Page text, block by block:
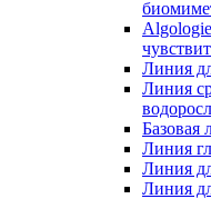
Линия
Линия
Базовая
Линия
Линия
Линия